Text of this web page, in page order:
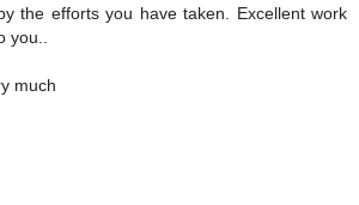
the efforts you have taken. Excellent work
you..
much